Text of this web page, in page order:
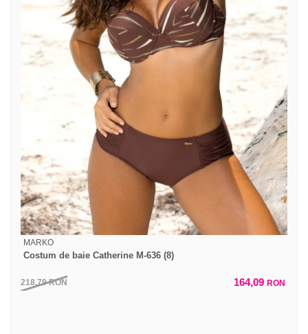
MARKO
Costum de baie Catherine M-636 (8)
218,79RON 164,09 RON